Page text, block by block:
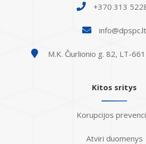
+370 313
info@dpspc.lt
M.K. Čiurlionio g. 82, LT-
Kitos sritys
Korupcijos
Atviri duomenys